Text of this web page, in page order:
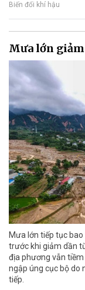
Biến đổi khí hậu
Mưa lớn giảm
Mưa lớn tiếp tục
trước khi giảm dần
địa phương vẫn
ngập úng cục bộ do
tiếp.